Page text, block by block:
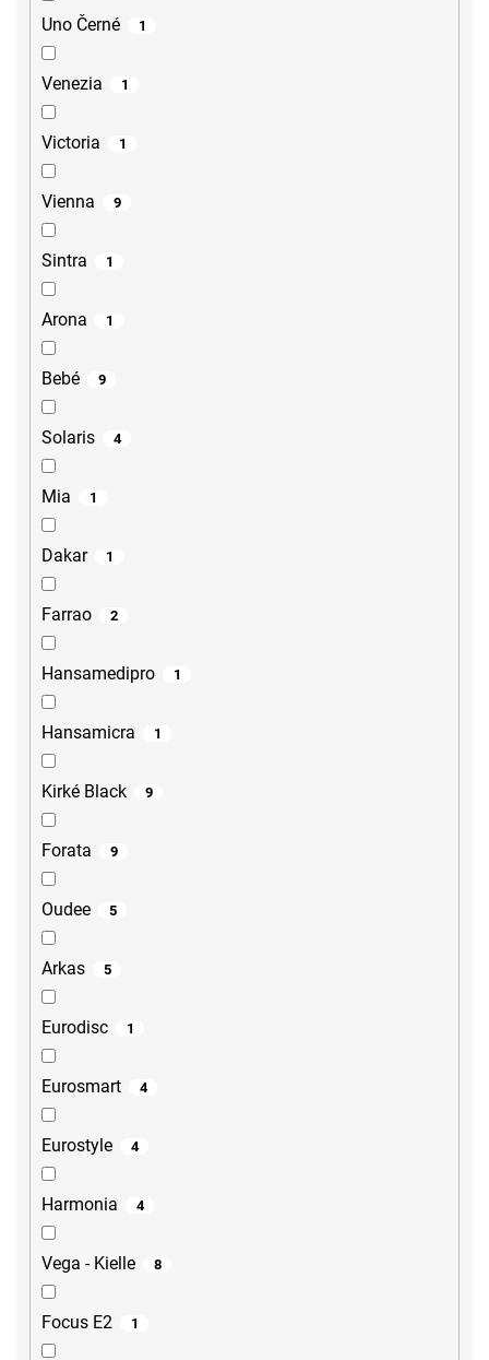
Uno Černé 1
Venezia 1
Victoria 1
Vienna 9
Sintra 1
Arona 1
Bebé 9
Solaris 4
Mia 1
Dakar 1
Farrao 2
Hansamedipro 1
Hansamicra 1
Kirké Black 9
Forata 9
Oudee 5
Arkas 5
Eurodisc 1
Eurosmart 4
Eurostyle 4
Harmonia 4
Vega - Kielle 8
Focus E2 1